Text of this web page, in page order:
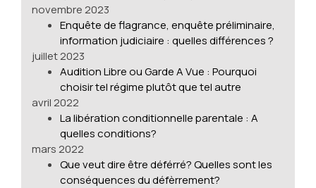
novembre 2023
Enquête de flagrance, enquête préliminaire,
information judiciaire : quelles différences ?
juillet 2023
Audition Libre ou Garde A Vue : Pourquoi
choisir tel régime plutôt que tel autre
avril 2022
La libération conditionnelle parentale : A
quelles conditions?
mars 2022
Que veut dire être déférré? Quelles sont les
conséquences du défèrrement?